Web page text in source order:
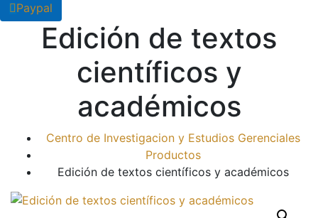
Paypal
Edición de textos
científicos y
académicos
Centro de Investigacion y Estudios Gerenciales
Productos
Edición de textos científicos y académicos